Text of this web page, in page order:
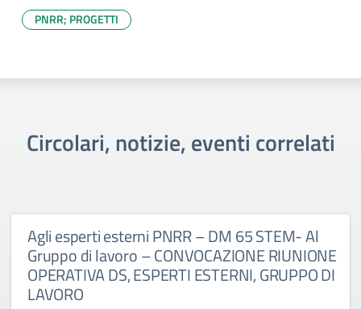
PNRR; PROGETTI
Circolari, notizie, eventi correlati
Agli esperti esterni PNRR – DM 65 STEM- Al
Gruppo di lavoro – CONVOCAZIONE RIUNIONE
OPERATIVA DS, ESPERTI ESTERNI, GRUPPO DI
LAVORO